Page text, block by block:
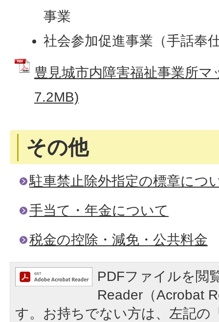
事業
社会参加促進事業（手話奉
豊見城市内障害福祉事業所
7.2MB)
その他
駐車禁止除外指定の標章につ
手当て・年金について
税金の控除・減免・公共料金
PDFファイルを閲
Reader（Acrobat
す。お持ちでない方は、左記の